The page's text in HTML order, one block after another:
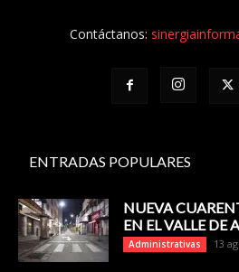
Contáctanos:
ENTRADAS POPULARES
NUEVA
EN EL VALLE DE
Administrativas 13